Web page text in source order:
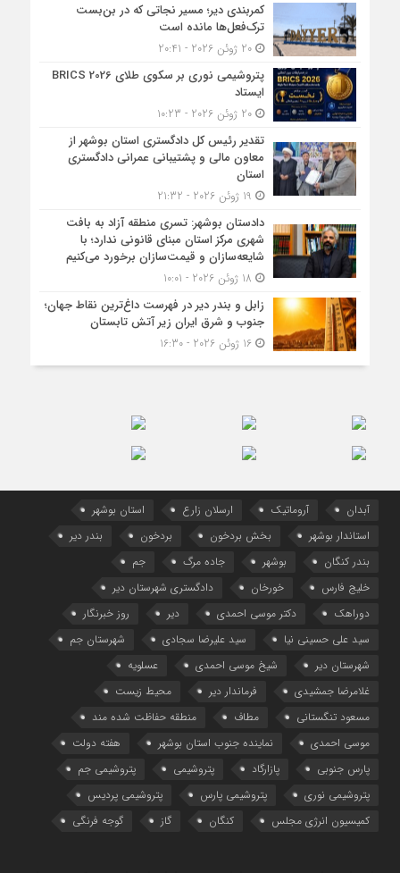
کمربندی دیر؛ مسیر نجاتی که در بن‌بست
ترک‌فعل‌ها مانده است
20 ژوئن 2026 - 20:41
پتروشیمی نوری بر سکوی طلای BRICS 2026
ایستاد
20 ژوئن 2026 - 10:23
تقدیر رئیس کل دادگستری استان بوشهر از
معاون مالی و پشتیبانی عمرانی دادگستری
استان
دادستان بوشهر: تسری منطقه آزاد به بافت
شهری مرکز استان مبنای قانونی ندارد؛ با
شایعه‌سازان و قیمت‌سازان برخورد می‌کنیم
زابل و بندر دیر در فهرست داغ‌ترین نقاط جهان؛
جنوب و شرق ایران زیر آتش تابستان
16 ژوئن 2026 - 16:30
آبدان آروماتیک ارسلان زارع
استان بوشهر
استاندار بوشهر
بخش بردخون بردخون
بندر دیر
بندر کنگان
بوشهر جاده مرگ
جم
خلیج فارس
خورخان
دادگستری شهرستان دیر
دوراهک
دکتر موسی احمدی دیر
روز خبرنگار
سید علی حسینی نیا
سید علیرضا سجادی
شهرستان جم
شهرستان دیر
شیخ موسی احمدی
عسلویه
غلامرضا جمشیدی
فرماندار دیر
محیط زیست
مسعود تنگستانی
مطاف
منطقه حفاظت شده مند
موسی احمدی
نماینده جنوب استان بوشهر
هفته دولت
پارس جنوبی
پازارگاد پتروشیمی
پتروشیمی جم
پتروشیمی نوری
پتروشیمی پارس
پتروشیمی پردیس
کمیسیون انرژی مجلس
کنگان گاز گوجه فرنگی